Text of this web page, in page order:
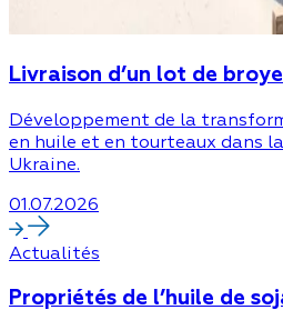
Livraison d’un lot de
Développement de la
en huile et en tourteaux dans
Ukraine.
01.07.2026
Actualités
Propriétés de l’huile de